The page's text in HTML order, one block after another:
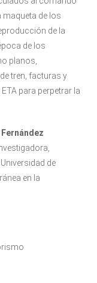
de los
de la
de los
planos,
tren, facturas y
para perpetrar la
de
en la